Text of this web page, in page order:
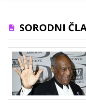
SORODNI